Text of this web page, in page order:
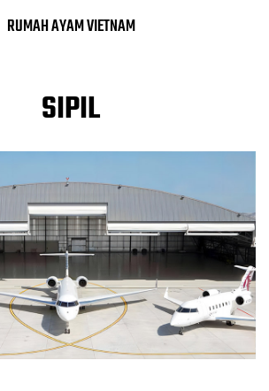
RUMAH AYAM VIETNAM
SIPIL